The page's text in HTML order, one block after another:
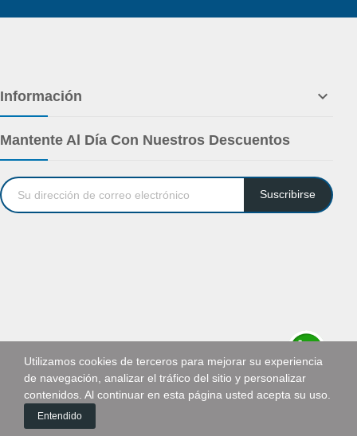
Inicio
Información 
Mantente Al Día Con Nuestros Descuentos
Suscribirse
Utilizamos cookies de terceros para mejorar su experiencia
de navegación, analizar el tráfico del sitio y personalizar
contenidos. Al continuar en esta página usted acepta su uso.
Entendido